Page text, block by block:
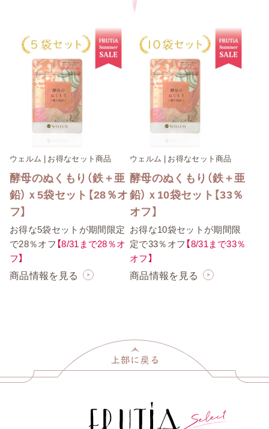
ウェルム | お得なセット商品
酵母のぬくもり（鉄＋亜
鉛）ｘ5袋セット【28％オ
フ】
お得な5袋セットが期間限定
で28％オフ 【8/31まで28％オ
フ】
商品情報を見る
ウェルム | お得なセット商品
酵母のぬくもり（鉄＋亜
鉛）ｘ10袋セット【33％
オフ】
お得な10袋セットが期間限
定で33％オフ 【8/31まで33％
オフ】
商品情報を見る